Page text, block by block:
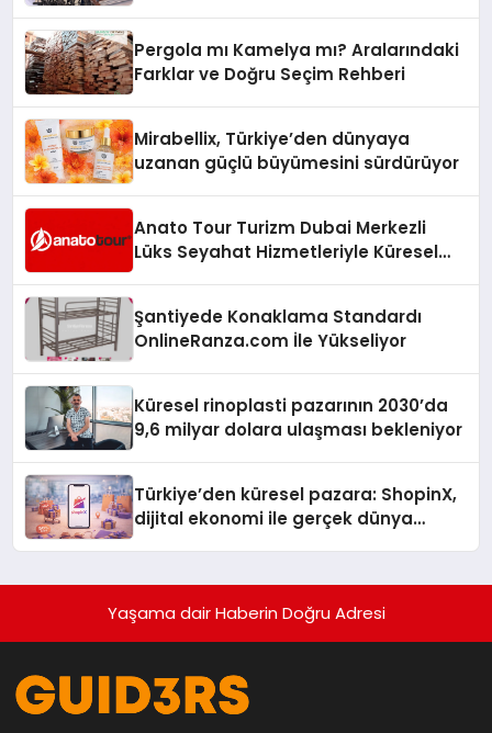
Pergola mı Kamelya mı? Aralarındaki
Farklar ve Doğru Seçim Rehberi
Mirabellix, Türkiye’den dünyaya
uzanan güçlü büyümesini sürdürüyor
Anato Tour Turizm Dubai Merkezli
Lüks Seyahat Hizmetleriyle Küresel
Şantiyede Konaklama Standardı
OnlineRanza.com İle Yükseliyor
Küresel rinoplasti pazarının 2030’da
9,6 milyar dolara ulaşması bekleniyor
Türkiye’den küresel pazara: ShopinX,
dijital ekonomi ile gerçek dünya
Yaşama dair Haberin Doğru Adresi